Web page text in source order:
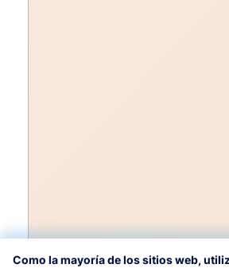
Como la mayoría de los sitios web,